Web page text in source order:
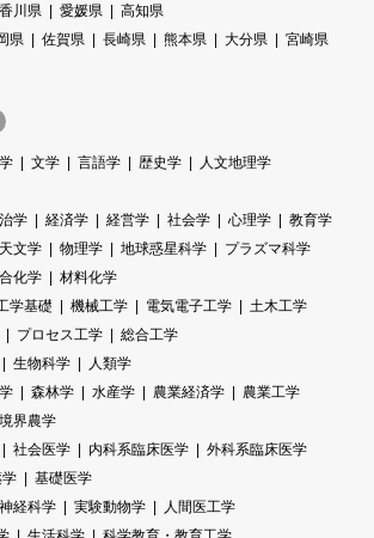
香川県 愛媛県
高知県
県 佐賀県 長崎県 熊本県 大分県
宮崎県
文学 言語学 歴史学
人文地理学
学 経済学 経営学 社会学 心理学
教育学
天文学 物理学 地球惑星科学
プラズマ科学
化学
材料化学
学基礎 機械工学 電気電子工学
土木工学
プロセス工学
総合工学
生物科学
人類学
森林学 水産学 農業経済学
農業工学
境界農学
社会医学 内科系臨床医学
外科系臨床医学
基礎医学
神経科学 実験動物学
人間医工学